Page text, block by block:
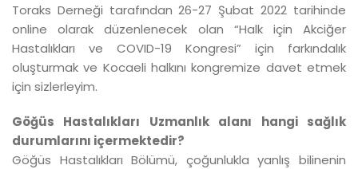
Toraks Derneği tarafından 26-27 Şubat 2022 tarihinde
online olarak düzenlenecek olan “Halk için Akciğer
Hastalıkları ve COVID-19 Kongresi” için farkındalık
oluşturmak ve Kocaeli halkını kongremize davet etmek
için sizlerleyim.
Göğüs Hastalıkları Uzmanlık alanı hangi sağlık
durumlarını içermektedir?
Göğüs Hastalıkları Bölümü, çoğunlukla yanlış bilinenin